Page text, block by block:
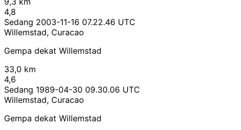
4,8
Sedang 2003-11-16 07.22.46 UTC
Willemstad, Curacao
Gempa dekat Willemstad
33,0 km
4,6
Sedang 1989-04-30 09.30.06 UTC
Willemstad, Curacao
Gempa dekat Willemstad